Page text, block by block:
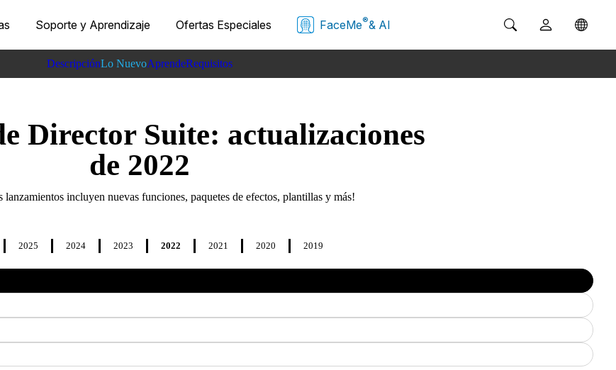
Soporte y Aprendizaje Ofertas Especiales FaceMe®& AI
DescripciónLo NuevoAprendeRequisitos
Director Suite: actualizaciones
de 2022
lanzamientos incluyen nuevas funciones, paquetes de efectos, plantillas y más!
2025 2024 2023 2022 2021 2020 2019